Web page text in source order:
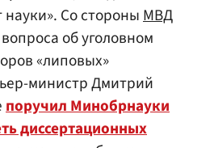
Со стороныМВД
об уголовном
«липовых»
министр Дмитрий
поручил Минобрнауки
диссертационных